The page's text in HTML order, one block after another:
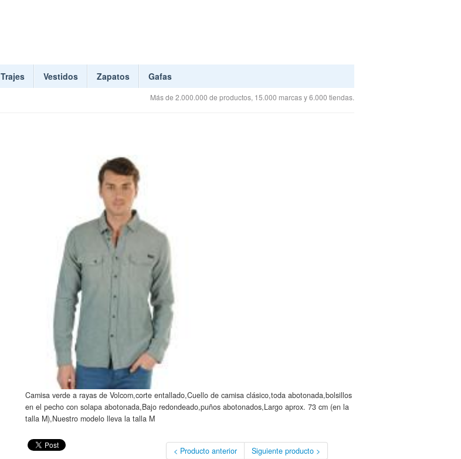
Trajes Vestidos Zapatos Gafas
Más de 2.000.000 de productos, 15.000 marcas y 6.000 tiendas.
Camisa verde a rayas de Volcom,corte entallado,Cuello de camisa clásico,toda abotonada,bolsillos
en el pecho con solapa abotonada,Bajo redondeado,puños abotonados,Largo aprox. 73 cm (en la
talla M),Nuestro modelo lleva la talla M
< Producto anterior Siguiente producto >